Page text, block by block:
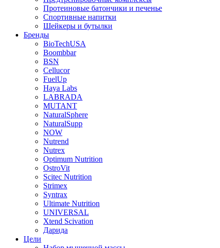
Протеиновые батончики и печенье
Спортивные напитки
Шейкеры и бутылки
Бренды
BioTechUSA
Boombbar
BSN
Cellucor
FuelUp
Haya Labs
LABRADA
MUTANT
NaturalSphere
NaturalSupp
NOW
Nutrend
Nutrex
Optimum Nutrition
OstroVit
Scitec Nutrition
Strimex
Syntrax
Ultimate Nutrition
UNIVERSAL
Xtend Scivation
Дарида
Цели